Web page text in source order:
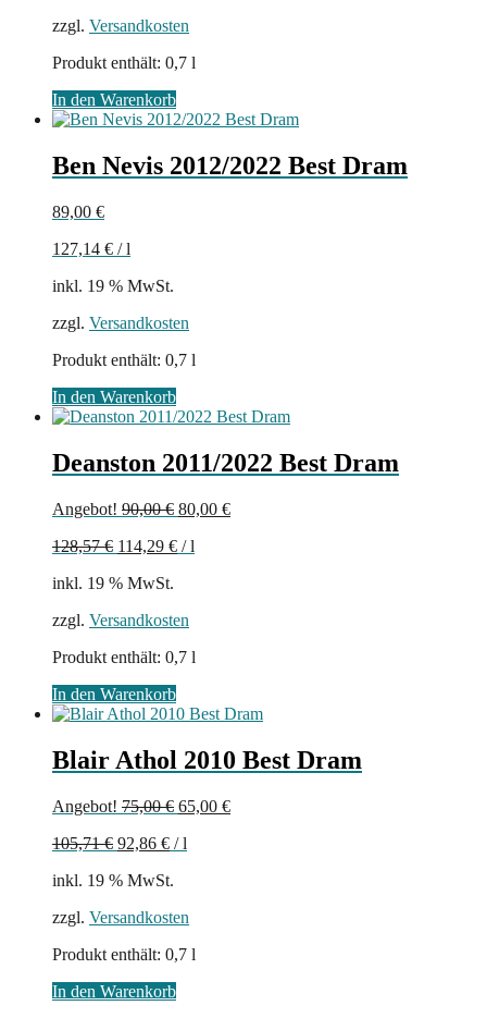
zzgl. Versandkosten
Produkt enthält: 0,7 l
In den Warenkorb
Ben Nevis 2012/2022 Best Dram
89,00 €
127,14 € /l
inkl. 19 % MwSt.
zzgl. Versandkosten
Produkt enthält: 0,7 l
In den Warenkorb
Deanston 2011/2022 Best Dram
Angebot! 90,00€ Ursprünglicher
war:
80,00 €Aktueller
128,57€ 114,29 € /l
inkl. 19 % MwSt.
zzgl. Versandkosten
Produkt enthält: 0,7 l
In den Warenkorb
Blair Athol 2010 Best Dram
Angebot! 75,00€ Ursprünglicher
war:
65,00 €Aktueller
105,71€ 92,86 € /l
inkl. 19 % MwSt.
zzgl. Versandkosten
Produkt enthält: 0,7 l
In den Warenkorb